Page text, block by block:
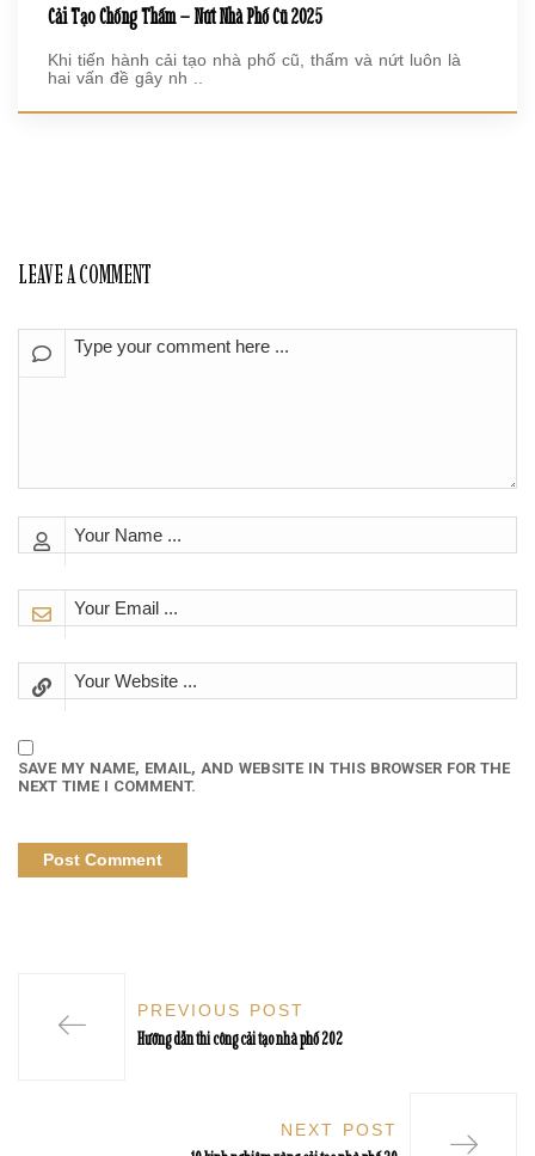
Cải Tạo Chống Thấm – Nứt Nhà Phố Cũ 2025
Khi tiến hành cải tạo nhà phố cũ, thấm và nứt luôn là
hai vấn đề gây nh ..
LEAVE A COMMENT
SAVE MY NAME, EMAIL, AND WEBSITE IN THIS BROWSER FOR THE
NEXT TIME I COMMENT.
PREVIOUS POST
Hướng dẫn thi công cải tạo nhà phố 202
NEXT POST